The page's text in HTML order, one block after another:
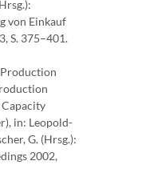
von Einkauf
S. 375–401.
in: Leopold-
G. (Hrsg.):
2002,